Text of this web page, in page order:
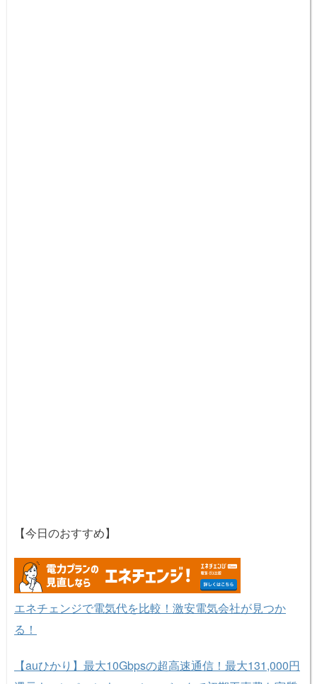
【今日のおすすめ】
エネチェンジで電気代を比較！激安電気会社が見つか
る！
【auひかり】最大10Gbpsの超高速通信！最大131,000円